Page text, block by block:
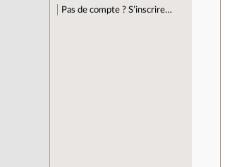
Pas de compte ? S’inscrire…